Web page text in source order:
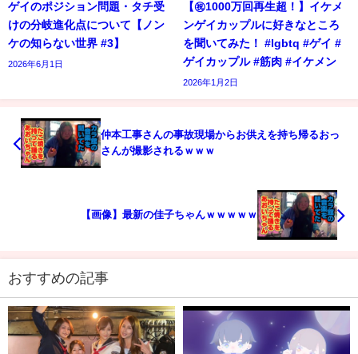
ゲイのポジション問題・タチ受
けの分岐進化点について【ノン
ケの知らない世界 #3】
2026年6月1日
【㊗️1000万回再生超！】イケメ
ンゲイカップルに好きなところ
を聞いてみた！ #lgbtq #ゲイ #
ゲイカップル #筋肉 #イケメン
2026年1月2日
仲本工事さんの事故現場からお供えを持ち帰るおっ
さんが撮影されるｗｗｗ
【画像】最新の佳子ちゃんｗｗｗｗｗ
おすすめの記事